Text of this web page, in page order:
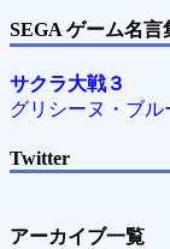
SEGA ゲーム名言
サクラ大戦３
グリシーヌ・ブ
Twitter
アーカイブ一覧